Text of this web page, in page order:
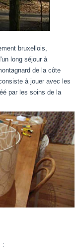
bruxellois,
long séjour à
de la côte
à jouer avec les
par les soins de la
: